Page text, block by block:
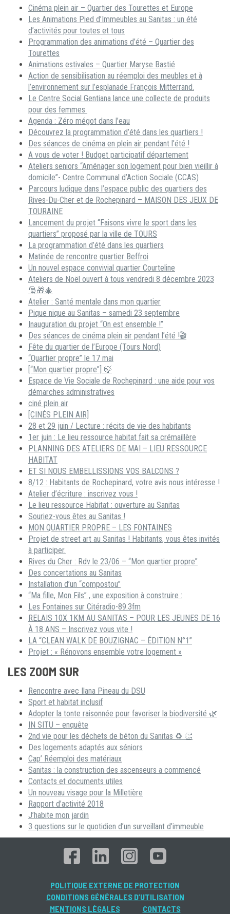
Cinéma plein air – Quartier des Tourettes et Europe
Les Animations Pied d’Immeubles au Sanitas : un été
d’activités pour toutes et tous
Programmation des animations d’été – Quartier des
Tourettes
Animations estivales – Quartier Maryse Bastié
Action de sensibilisation au réemploi des meubles et à
l’environnement sur l’esplanade François Mitterrand.
Le Centre Social Gentiana lance une collecte de produits
pour des femmes
Agenda : Zéro mégot dans l’eau
Découvrez la programmation d’été dans les quartiers !
Des séances de cinéma en plein air pendant l’été !
A vous de voter ! Budget participatif département
Ateliers seniors “Aménager son logement pour bien vieillir à
domicile”- Centre Communal d’Action Sociale (CCAS)
Parcours ludique dans l’espace public des quartiers des
Rives-Du-Cher et de Rochepinard – MAISON DES JEUX DE
TOURAINE
Lancement du projet “Faisons vivre le sport dans les
quartiers” proposé par la ville de TOURS
La programmation d’été dans les quartiers
Matinée de rencontre quartier Beffroi
Un nouvel espace convivial quartier Courteline
Ateliers de Noël ouvert à tous vendredi 8 décembre 2023
🎅🎁🎄
Atelier : Santé mentale dans mon quartier
Pique nique au Sanitas – samedi 23 septembre
Inauguration du projet “On est ensemble !”
Des séances de cinéma plein air pendant l’été !🎬
Fête du quartier de l’Europe (Tours Nord)
“Quartier propre” le 17 mai
[“Mon quartier propre”] 🍃
Espace de Vie Sociale de Rochepinard : une aide pour vos
démarches administratives
ciné plein air
[CINÉS PLEIN AIR]
28 et 29 juin / Lecture : récits de vie des habitants
1er juin : Le lieu ressource habitat fait sa crémaillère
PLANNING DES ATELIERS DE MAI – LIEU RESSOURCE
HABITAT
ET SI NOUS EMBELLISSIONS VOS BALCONS ?
8/12 : Habitants de Rochepinard, votre avis nous intéresse !
Atelier d’écriture : inscrivez vous !
Le lieu ressource Habitat : ouverture au Sanitas
Souriez-vous êtes au Sanitas !
MON QUARTIER PROPRE – LES FONTAINES
Projet de street art au Sanitas ! Habitants, vous êtes invités
à participer.
Rives du Cher : Rdv le 23/06 – “Mon quartier propre”
Des concertations au Sanitas
Installation d’un “compostou”
“Ma fille, Mon Fils” , une exposition à construire :
Les Fontaines sur Citéradio-89.3fm
RELAIS 10X 1KM AU SANITAS – POUR LES JEUNES DE 16
À 18 ANS – Inscrivez vous vite !
LA “CLEAN WALK DE BOUZIGNAC – ÉDITION N°1”
Projet : « Rénovons ensemble votre logement »
LES ZOOM SUR
Rencontre avec Ilana Pineau du DSU
Sport et habitat inclusif
Adopter la tonte raisonnée pour favoriser la biodiversité 🌿
IN SITU – enquête
2nd vie pour les déchets de béton du Sanitas ♻ 👏
Des logements adaptés aux séniors
Cap’ Réemploi des matériaux
Sanitas : la construction des ascenseurs a commencé
Contacts et documents utiles
Un nouveau visage pour la Milletière
Rapport d’activité 2018
J’habite mon jardin
3 questions sur le quotidien d’un surveillant d’immeuble
POLITIQUE EXTERNE DE PROTECTION
CONDITIONS GÉNÉRALES D’UTILISATION
MENTIONS LÉGALES
CONTACTS